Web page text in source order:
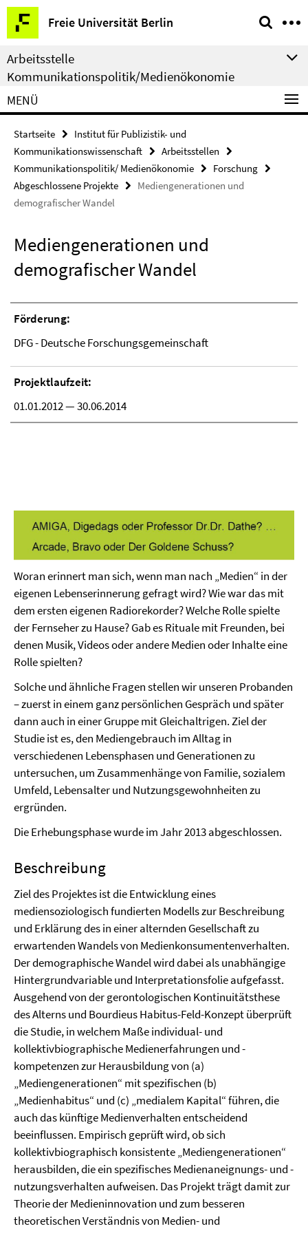
Springe
direkt
zu
Inhalt
Freie Universität Berlin
Service-
Navigation
Arbeitsstelle
Kommunikationspolitik/Medienökonomie
MENÜ
Startseite
Institut für Publizistik- und
Kommunikationswissenschaft
Arbeitsstellen
Kommunikationspolitik/ Medienökonomie
Forschung
Abgeschlossene Projekte
Mediengenerationen und
demografischer Wandel
Mediengenerationen und
demografischer Wandel
Förderung:
DFG - Deutsche Forschungsgemeinschaft
Projektlaufzeit:
01.01.2012 — 30.06.2014
Woran erinnert man sich, wenn man nach „Medien“ in der
eigenen Lebenserinnerung gefragt wird? Wie war das mit
dem ersten eigenen Radiorekorder? Welche Rolle spielte
der Fernseher zu Hause? Gab es Rituale mit Freunden, bei
denen Musik, Videos oder andere Medien oder Inhalte eine
Rolle spielten?
Solche und ähnliche Fragen stellen wir unseren Probanden
– zuerst in einem ganz persönlichen Gespräch und später
dann auch in einer Gruppe mit Gleichaltrigen. Ziel der
Studie ist es, den Mediengebrauch im Alltag in
verschiedenen Lebensphasen und Generationen zu
untersuchen, um Zusammenhänge von Familie, sozialem
Umfeld, Lebensalter und Nutzungsgewohnheiten zu
ergründen.
Die Erhebungsphase wurde im Jahr 2013 abgeschlossen.
Beschreibung
Ziel des Projektes ist die Entwicklung eines
mediensoziologisch fundierten Modells zur Beschreibung
und Erklärung des in einer alternden Gesellschaft zu
erwartenden Wandels von Medienkonsumentenverhalten.
Der demographische Wandel wird dabei als unabhängige
Hintergrundvariable und Interpretationsfolie aufgefasst.
Ausgehend von der gerontologischen Kontinuitätsthese
des Alterns und Bourdieus Habitus-Feld-Konzept überprüft
die Studie, in welchem Maße individual- und
kollektivbiographische Medienerfahrungen und -
kompetenzen zur Herausbildung von (a)
„Mediengenerationen“ mit spezifischen (b)
„Medienhabitus“ und (c) „medialem Kapital“ führen, die
auch das künftige Medienverhalten entscheidend
beeinflussen. Empirisch geprüft wird, ob sich
kollektivbiographisch konsistente „Mediengenerationen“
herausbilden, die ein spezifisches Medienaneignungs- und -
nutzungsverhalten aufweisen. Das Projekt trägt damit zur
Theorie der Medieninnovation und zum besseren
theoretischen Verständnis von Medien- und